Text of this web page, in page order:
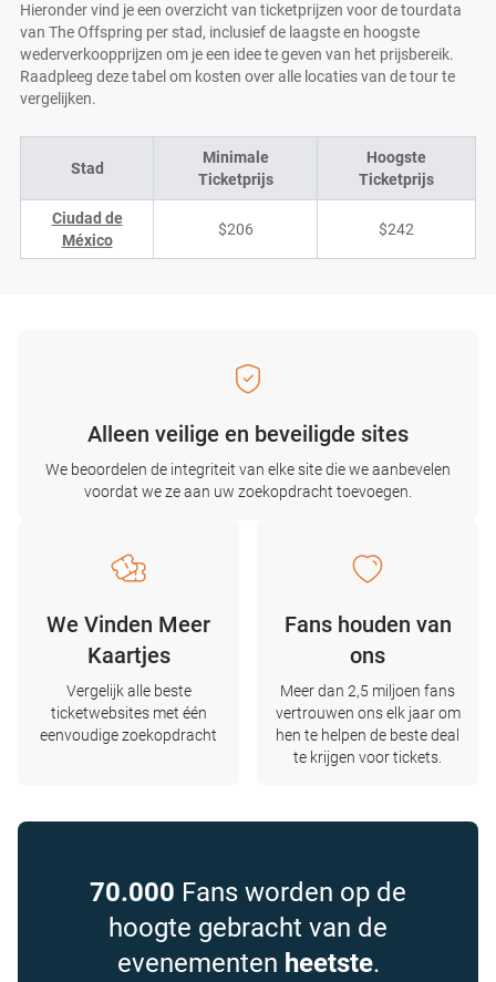
Hieronder vind je een overzicht van ticketprijzen voor de tourdata
van The Offspring per stad, inclusief de laagste en hoogste
wederverkoopprijzen om je een idee te geven van het prijsbereik.
Raadpleeg deze tabel om kosten over alle locaties van de tour te
vergelijken.
Stad
Minimale
Ticketprijs
Hoogste
Ticketprijs
Ciudad de
México
$206 $242
Alleen veilige en beveiligde sites
We beoordelen de integriteit van elke site die we aanbevelen
voordat we ze aan uw zoekopdracht toevoegen.
We Vinden Meer
Kaartjes
Vergelijk alle beste
ticketwebsites met één
eenvoudige zoekopdracht
Fans houden van
ons
Meer dan 2,5 miljoen fans
vertrouwen ons elk jaar om
hen te helpen de beste deal
te krijgen voor tickets.
70.000 Fans worden op de
hoogte gebracht van de
evenementen heetste.